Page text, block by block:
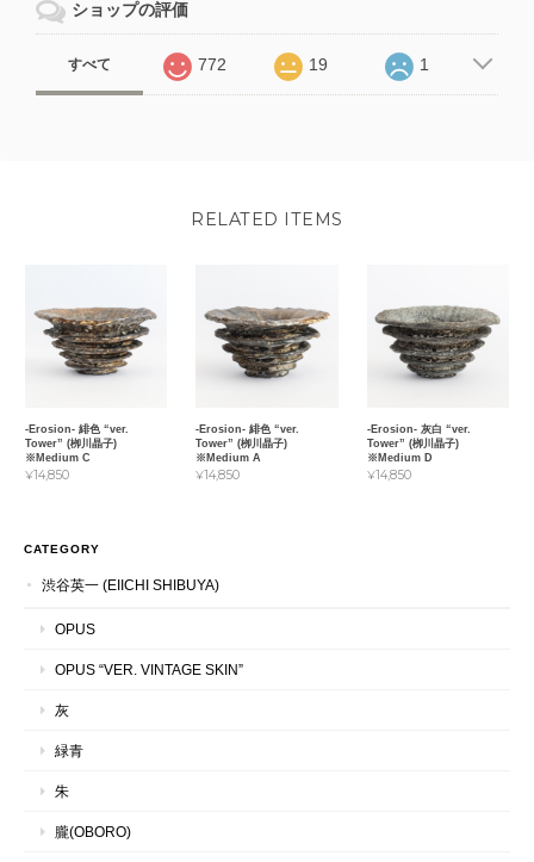
ショップの評価
すべて 772 19 1
RELATED ITEMS
-Erosion- 緋色 “ver.
Tower” (栁川晶子)
※Medium C
¥14,850
-Erosion- 緋色 “ver.
Tower” (栁川晶子)
※Medium A
¥14,850
-Erosion- 灰白 “ver.
Tower” (栁川晶子)
※Medium D
¥14,850
CATEGORY
渋谷英一 (EIICHI SHIBUYA)
OPUS
OPUS “VER. VINTAGE SKIN”
灰
緑青
朱
朧(OBORO)